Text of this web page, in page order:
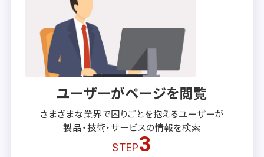
ユーザーがページを閲覧
さまざまな業界で困りごとを抱えるユーザーが
製品・技術・サービスの情報を検索
STEP3